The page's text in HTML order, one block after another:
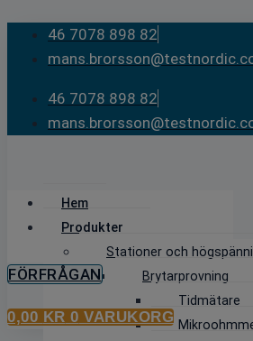
Skip
content
46 7078 898 82
46 7078 898 82
Hem
Produkter
Stationer och
Brytarprovning
Tidmätare
FÖRFRÅGAN
0,00 KR 0 VARUKORG